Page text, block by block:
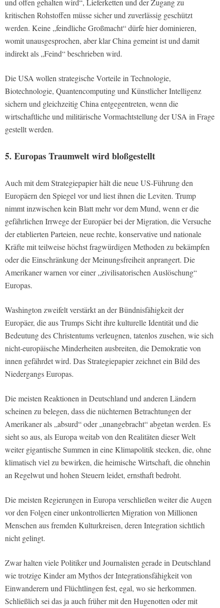
und offen gehalten wird“, Lieferketten und der Zugang zu
kritischen Rohstoffen müsse sicher und zuverlässig geschützt
werden. Keine „feindliche Großmacht“ dürfe hier dominieren,
womit unausgesprochen, aber klar China gemeint ist und damit
indirekt als „Feind“ beschrieben wird.
Die USA wollen strategische Vorteile in Technologie,
Biotechnologie, Quantencomputing und Künstlicher Intelligenz
sichern und gleichzeitig China entgegentreten, wenn die
wirtschaftliche und militärische Vormachtstellung der USA in Frage
gestellt werden.
5. Europas Traumwelt wird bloßgestellt
Auch mit dem Strategiepapier hält die neue US-Führung den
Europäern den Spiegel vor und liest ihnen die Leviten. Trump
nimmt inzwischen kein Blatt mehr vor dem Mund, wenn er die
gefährlichen Irrwege der Europäer bei der Migration, die Versuche
der etablierten Parteien, neue rechte, konservative und nationale
Kräfte mit teilweise höchst fragwürdigen Methoden zu bekämpfen
oder die Einschränkung der Meinungsfreiheit anprangert. Die
Amerikaner warnen vor einer „zivilisatorischen Auslöschung“
Europas.
Washington zweifelt verstärkt an der Bündnisfähigkeit der
Europäer, die aus Trumps Sicht ihre kulturelle Identität und die
Bedeutung des Christentums verleugnen, tatenlos zusehen, wie sich
nicht-europäische Minderheiten ausbreiten, die Demokratie von
innen gefährdet wird. Das Strategiepapier zeichnet ein Bild des
Niedergangs Europas.
Die meisten Reaktionen in Deutschland und anderen Ländern
scheinen zu belegen, dass die nüchternen Betrachtungen der
Amerikaner als „absurd“ oder „unangebracht“ abgetan werden. Es
sieht so aus, als Europa weitab von den Realitäten dieser Welt
weiter gigantische Summen in eine Klimapolitik stecken, die, ohne
klimatisch viel zu bewirken, die heimische Wirtschaft, die ohnehin
an Regelwut und hohen Steuern leidet, ernsthaft bedroht.
Die meisten Regierungen in Europa verschließen weiter die Augen
vor den Folgen einer unkontrollierten Migration von Millionen
Menschen aus fremden Kulturkreisen, deren Integration sichtlich
nicht gelingt.
Zwar halten viele Politiker und Journalisten gerade in Deutschland
wie trotzige Kinder am Mythos der Integrationsfähigkeit von
Einwanderern und Flüchtlingen fest, egal, wo sie herkommen.
Schließlich sei das ja auch früher mit den Hugenotten oder mit